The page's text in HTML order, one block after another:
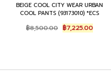
BEIGE COOL CITY WEAR URBAN
COOL PANTS (93173010) *ECS
฿8,500.00 Original
price
฿7,225.00Current
price